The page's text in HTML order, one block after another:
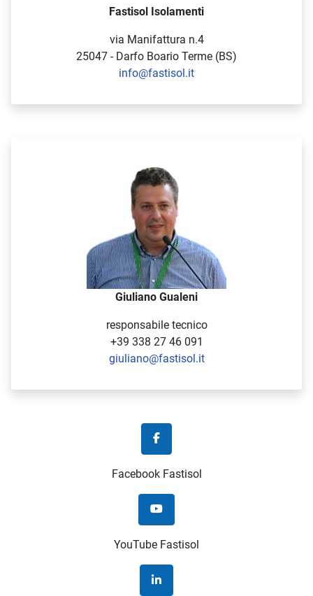
Fastisol Isolamenti
via Manifattura n.4
25047 - Darfo Boario Terme (BS)
info@fastisol.it
Giuliano Gualeni
responsabile tecnico
+39 338 27 46 091
giuliano@fastisol.it
Facebook Fastisol
YouTube Fastisol